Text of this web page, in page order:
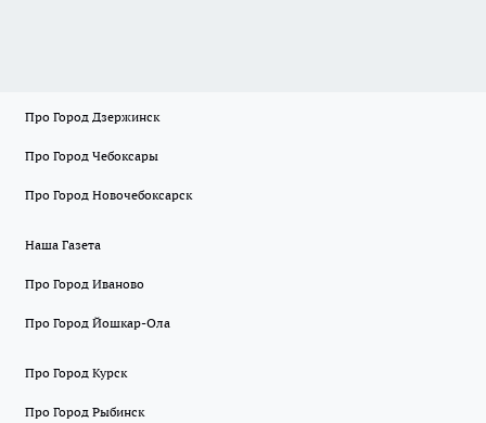
Про Город Дзержинск
Про Город Чебоксары
Про Город Новочебоксарск
Наша Газета
Про Город Иваново
Про Город Йошкар-Ола
Про Город Курск
Про Город Рыбинск